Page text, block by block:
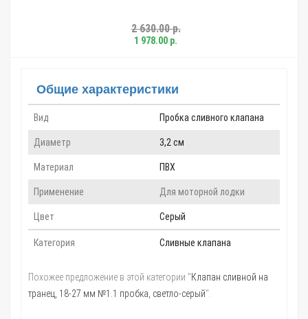
2 630.00 р.
Общие характеристики
Вид Пробка сливного клапана
Диаметр 3,2 см
Материал ПВХ
Применение Для моторной лодки
Цвет Серый
Категория Сливные клапана
Похожее предложение в этой категории "Клапан сливной на
транец, 18-27 мм №1.1 пробка, светло-серый".